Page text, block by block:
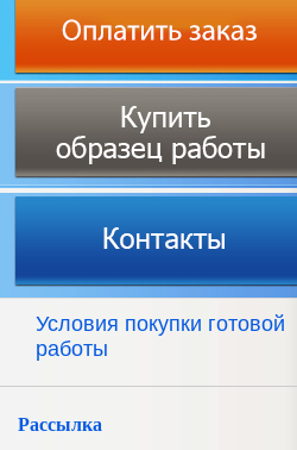
Условия покупки готовой
работы
Рассылка